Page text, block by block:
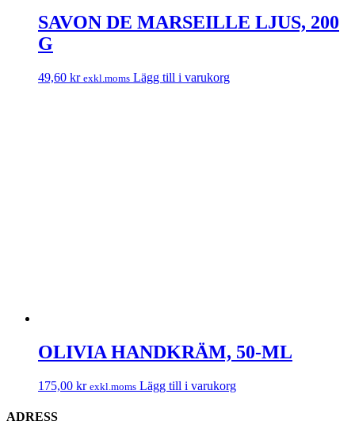
SAVON DE MARSEILLE LJUS, 200
G
49,60 kr exkl.moms Lägg till i varukorg
OLIVIA HANDKRÄM, 50-ML
175,00 kr exkl.moms Lägg till i varukorg
ADRESS